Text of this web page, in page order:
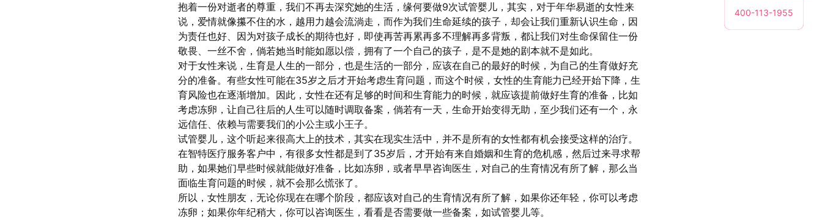
抱着一份对逝者的尊重，我们不再去深究她的生活，缘何要做9次试管婴儿，其实，对于年华易逝的女性来
说，爱情就像攥不住的水，越用力越会流淌走，而作为我们生命延续的孩子，却会让我们重新认识生命，因
为责任也好、因为对孩子成长的期待也好，即使再苦再累再多不理解再多背叛，都让我们对生命保留住一份
敬畏、一丝不舍，倘若她当时能如愿以偿，拥有了一个自己的孩子，是不是她的剧本就不是如此。
对于女性来说，生育是人生的一部分，也是生活的一部分，应该在自己的最好的时候，为自己的生育做好充
分的准备。有些女性可能在35岁之后才开始考虑生育问题，而这个时候，女性的生育能力已经开始下降，生
育风险也在逐渐增加。因此，女性在还有足够的时间和生育能力的时候，就应该提前做好生育的准备，比如
考虑冻卵，让自己往后的人生可以随时调取备案，倘若有一天，生命开始变得无助，至少我们还有一个，永
远信任、依赖与需要我们的小公主或小王子。
试管婴儿，这个听起来很高大上的技术，其实在现实生活中，并不是所有的女性都有机会接受这样的治疗。
在智特医疗服务客户中，有很多女性都是到了35岁后，才开始有来自婚姻和生育的危机感，然后过来寻求帮
助，如果她们早些时候就能做好准备，比如冻卵，或者早早咨询医生，对自己的生育情况有所了解，那么当
面临生育问题的时候，就不会那么慌张了。
所以，女性朋友，无论你现在在哪个阶段，都应该对自己的生育情况有所了解，如果你还年轻，你可以考虑
冻卵；如果你年纪稍大，你可以咨询医生，看看是否需要做一些备案，如试管婴儿等。
400-113-1955